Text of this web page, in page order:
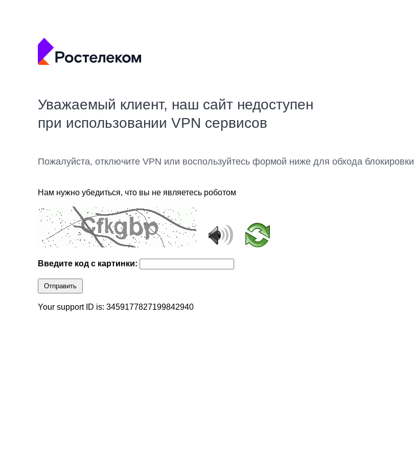
Уважаемый клиент, наш сайт недоступен
при использовании VPN сервисов
Пожалуйста, отключите VPN или воспользуйтесь формой ниже для обхода блокировки
Нам нужно убедиться, что вы не являетесь роботом
Введите код с картинки:
Отправить
Your support ID is: 3459177827199842940